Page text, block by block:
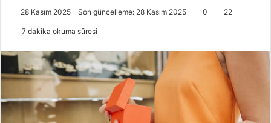
28 Kasım 2025 Son güncelleme: 28 Kasım 2025 0 22
7 dakika okuma süresi